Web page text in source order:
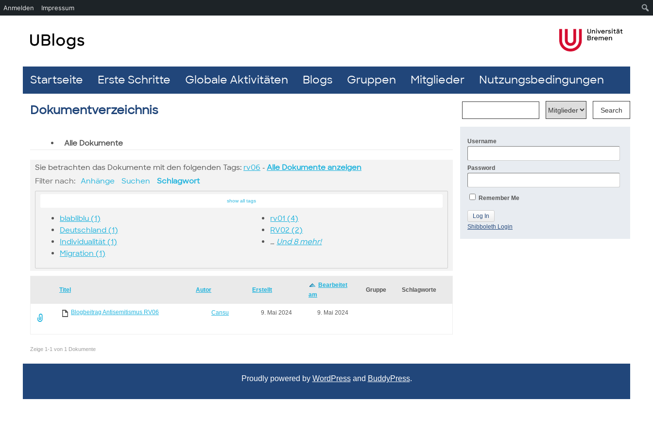
Startseite Erste Schritte Globale Aktivitäten Blogs Gruppen Mitglieder Nutzungsbedingungen
Dokumentverzeichnis
Alle Dokumente
Sie betrachten das Dokumente mit den folgenden Tags: rv06 - Alle Dokumente anzeigen
Filter nach: Anhänge Suchen Schlagwort
show all tags
blabliblu (1)
Deutschland (1)
Individualität (1)
Migration (1)
rv01 (4)
RV02 (2)
… Und 8 mehr!
Titel Autor Erstellt
Bearbeitet
am
Gruppe Schlagworte
Blogbeitrag Antisemitismus RV06 Cansu 9. Mai 2024 9. Mai 2024
Zeige 1-1 von 1 Dokumente
Username
Password
Remember Me
Shibboleth Login
Proudly powered by WordPressand BuddyPress.
Anmelden Impressum